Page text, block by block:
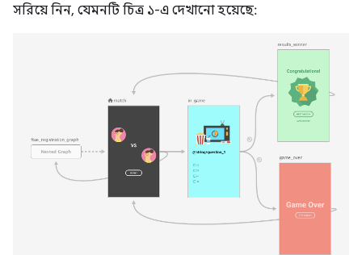
সরিয়ে নিন, যেমনটি চিত্র ১-এ দেখানো হয়েছে: